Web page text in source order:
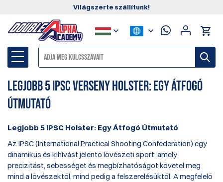
Világszerte szállítunk!
Legjobb 5 IPSC Verseny Holster: Egy Átfogó
Útmutató
Legjobb 5 IPSC Holster: Egy Átfogó Útmutató
Az IPSC (International Practical Shooting Confederation) egy
dinamikus és kihívást jelentő lövészeti sport, amely
precizitást, sebességet és megbízhatóságot követel meg
mind a lövészektől, mind pedig a felszerelésüktől. A megfelelő